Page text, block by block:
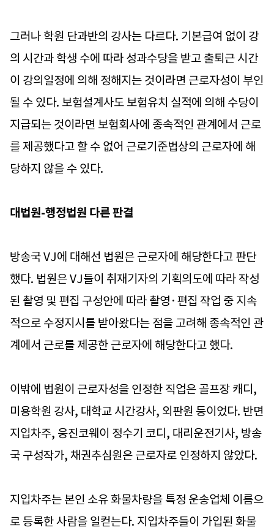
그러나 학원 단과반의 강사는 다르다. 기본급여 없이 강
의 시간과 학생 수에 따라 성과수당을 받고 출퇴근 시간
이 강의일정에 의해 정해지는 것이라면 근로자성이 부인
될 수 있다. 보험설계사도 보험유치 실적에 의해 수당이
지급되는 것이라면 보험회사에 종속적인 관계에서 근로
를 제공했다고 할 수 없어 근로기준법상의 근로자에 해
당하지 않을 수 있다.
대법원-행정법원 다른 판결
방송국 VJ에 대해선 법원은 근로자에 해당한다고 판단
했다. 법원은 VJ들이 취재기자의 기획의도에 따라 작성
된 촬영 및 편집 구성안에 따라 촬영·편집 작업 중 지속
적으로 수정지시를 받아왔다는 점을 고려해 종속적인 관
계에서 근로를 제공한 근로자에 해당한다고 했다.
이밖에 법원이 근로자성을 인정한 직업은 골프장 캐디,
미용학원 강사, 대학교 시간강사, 외판원 등이었다. 반면
지입차주, 웅진코웨이 정수기 코디, 대리운전기사, 방송
국 구성작가, 채권추심원은 근로자로 인정하지 않았다.
지입차주는 본인 소유 화물차량을 특정 운송업체 이름으
로 등록한 사람을 일컫는다. 지입차주들이 가입된 화물